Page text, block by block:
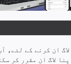
ان کرنے کے
لاگ ان مقرر کر